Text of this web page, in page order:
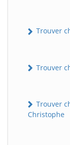
Trouver
Trouver
Trouver
Christophe